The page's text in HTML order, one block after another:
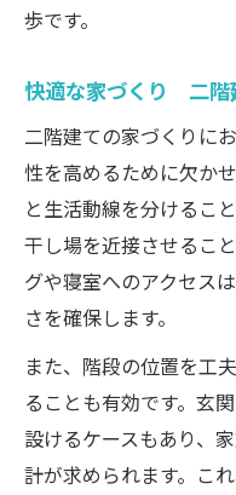
歩です。
快適な家づくり 二階
二階建ての家づくりに
性を高めるために欠か
と生活動線を分けるこ
干し場を近接させるこ
グや寝室へのアクセス
さを確保します。
また、階段の位置を工
ることも有効です。玄
設けるケースもあり、
計が求められます。こ